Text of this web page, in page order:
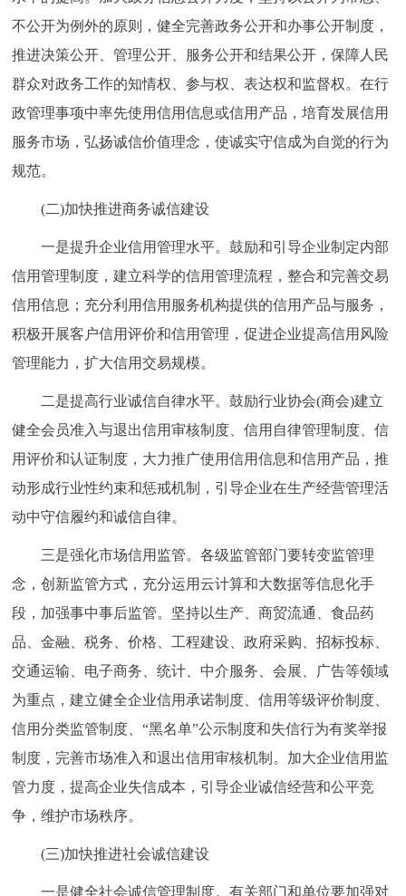
不公开为例外的原则，健全完善政务公开和办事公开制度，
推进决策公开、管理公开、服务公开和结果公开，保障人民
群众对政务工作的知情权、参与权、表达权和监督权。在行
政管理事项中率先使用信用信息或信用产品，培育发展信用
服务市场，弘扬诚信价值理念，使诚实守信成为自觉的行为
规范。
(二)加快推进商务诚信建设
一是提升企业信用管理水平。鼓励和引导企业制定内部
信用管理制度，建立科学的信用管理流程，整合和完善交易
信用信息；充分利用信用服务机构提供的信用产品与服务，
积极开展客户信用评价和信用管理，促进企业提高信用风险
管理能力，扩大信用交易规模。
二是提高行业诚信自律水平。鼓励行业协会(商会)建立
健全会员准入与退出信用审核制度、信用自律管理制度、信
用评价和认证制度，大力推广使用信用信息和信用产品，推
动形成行业性约束和惩戒机制，引导企业在生产经营管理活
动中守信履约和诚信自律。
三是强化市场信用监管。各级监管部门要转变监管理
念，创新监管方式，充分运用云计算和大数据等信息化手
段，加强事中事后监管。坚持以生产、商贸流通、食品药
品、金融、税务、价格、工程建设、政府采购、招标投标、
交通运输、电子商务、统计、中介服务、会展、广告等领域
为重点，建立健全企业信用承诺制度、信用等级评价制度、
信用分类监管制度、“黑名单”公示制度和失信行为有奖举报
制度，完善市场准入和退出信用审核机制。加大企业信用监
管力度，提高企业失信成本，引导企业诚信经营和公平竞
争，维护市场秩序。
(三)加快推进社会诚信建设
一是健全社会诚信管理制度。有关部门和单位要加强对